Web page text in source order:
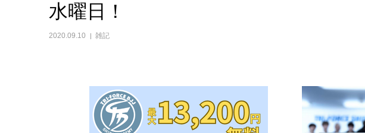
水曜日！
2020.09.10 雑記